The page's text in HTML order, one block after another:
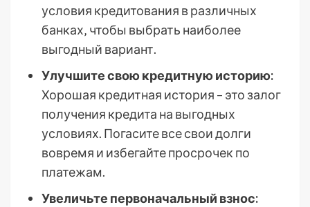
условия кредитования в различных
банках‚ чтобы выбрать наиболее
выгодный вариант.
Улучшите свою кредитную историю:
Хорошая кредитная история – это залог
получения кредита на выгодных
условиях. Погасите все свои долги
вовремя и избегайте просрочек по
платежам.
Увеличьте первоначальный взнос: